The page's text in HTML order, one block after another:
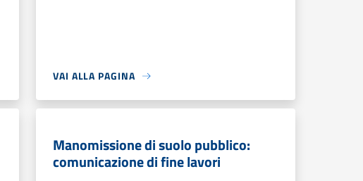
VAI ALLA PAGINA
Manomissione di suolo pubblico:
comunicazione di fine lavori